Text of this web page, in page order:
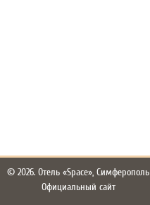
© 2026. Отель «Space», Симферополь
Официальный сайт